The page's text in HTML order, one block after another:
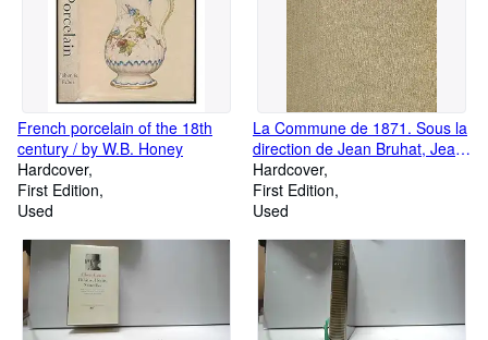
French porcelain of the 18th
century / by W.B. Honey
Hardcover
First Edition
Used
La Commune de 1871. Sous la
direction de Jean Bruhat, Jean
Dautry et Émile Tersen. Avec la
collaboration de Pierre
Angrand, Jean Bouvier, Henri
Claude Perrot.
Hardcover
First Edition
Used